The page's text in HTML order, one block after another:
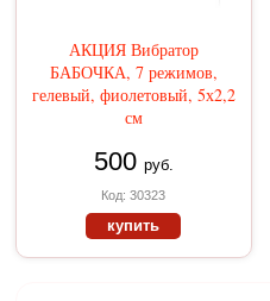
АКЦИЯ Вибратор
БАБОЧКА, 7 режимов,
гелевый, фиолетовый, 5х2,2
см
500 руб.
Код: 30323
купить